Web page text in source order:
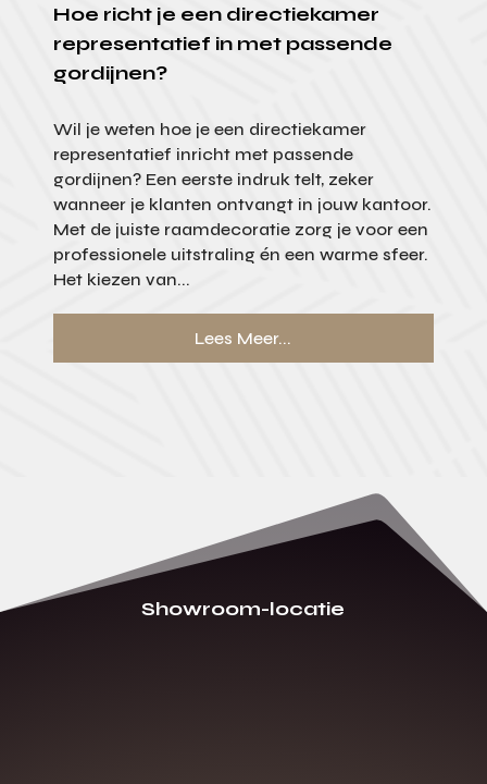
Hoe richt je een directiekamer
representatief in met passende
gordijnen?
Wil je weten hoe je een directiekamer
representatief inricht met passende
gordijnen? Een eerste indruk telt, zeker
wanneer je klanten ontvangt in jouw kantoor.
Met de juiste raamdecoratie zorg je voor een
professionele uitstraling én een warme sfeer.
Het kiezen van...
Lees Meer...
Showroom-locatie